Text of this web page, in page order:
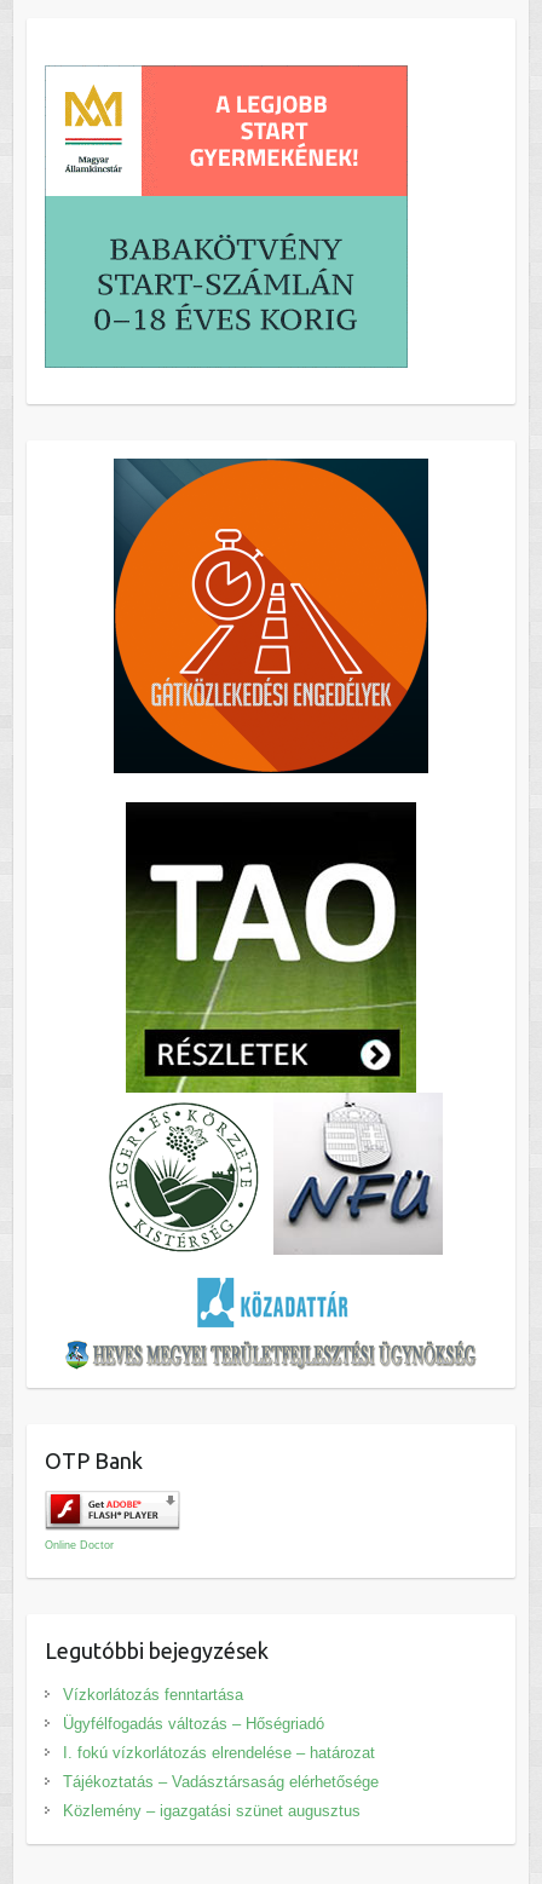
OTP Bank
Online Doctor
Legutóbbi bejegyzések
Vízkorlátozás fenntartása
Ügyfélfogadás változás – Hőségriadó
I. fokú vízkorlátozás elrendelése – határozat
Tájékoztatás – Vadásztársaság elérhetősége
Közlemény – igazgatási szünet augusztus